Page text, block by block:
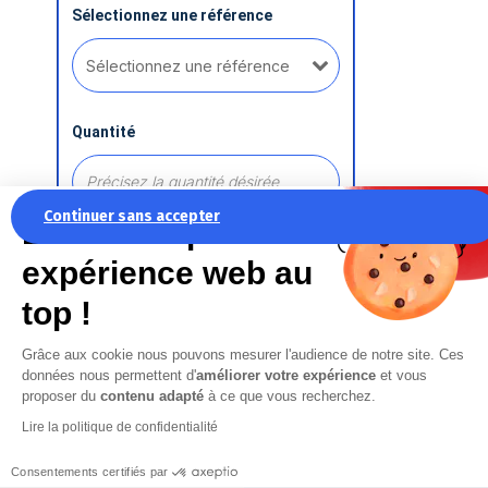
Continuer sans accepter
La recette pour une
expérience web au
top !
Grâce aux cookie nous pouvons mesurer l'audience de notre site. Ces
données nous permettent d'améliorer votre expérience et vous
proposer du contenu adapté à ce que vous recherchez.
Lire la politique de confidentialité
Consentements certifiés par
Sélectionnez une référence
Quantité
Commentaire